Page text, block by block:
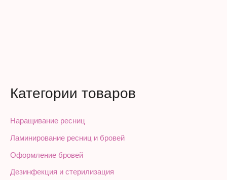
Категории товаров
Наращивание ресниц
Ламинирование ресниц и бровей
Оформление бровей
Дезинфекция и стерилизация